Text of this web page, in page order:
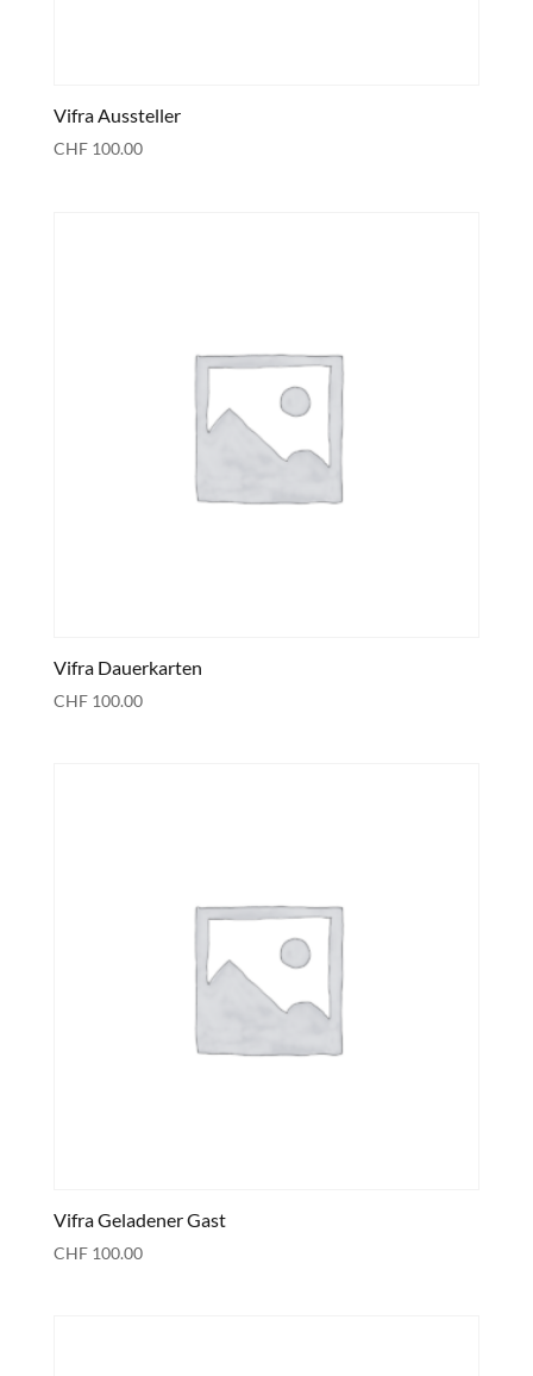
Vifra Aussteller
CHF100.00
Vifra Dauerkarten
CHF100.00
Vifra Geladener Gast
CHF100.00